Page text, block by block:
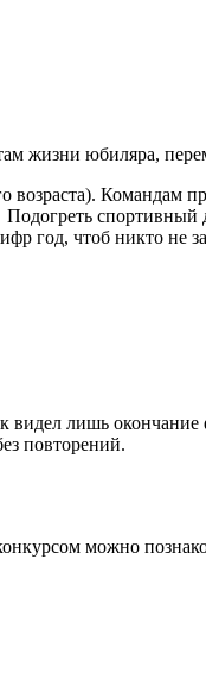
жизни юбиляра,
Командам
год, чтоб никто не
видел лишь
повторений.
можно